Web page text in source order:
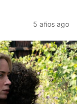
5 años ago